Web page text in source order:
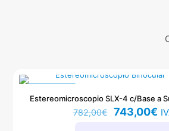
Estereomicroscopio SLX-4 c/Base a
782,00€
El
precio
743,00€El